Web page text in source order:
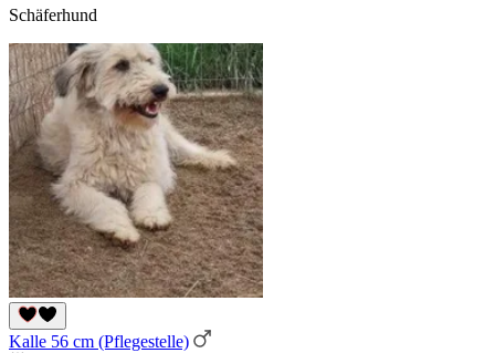
Schäferhund
Kalle 56 cm (Pflegestelle)